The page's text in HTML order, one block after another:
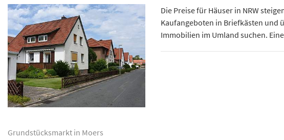
Die Preise für Häuser in NRW
Kaufangeboten in Briefkästen und
Immobilien im Umland suchen.
Grundstücksmarkt in Moers